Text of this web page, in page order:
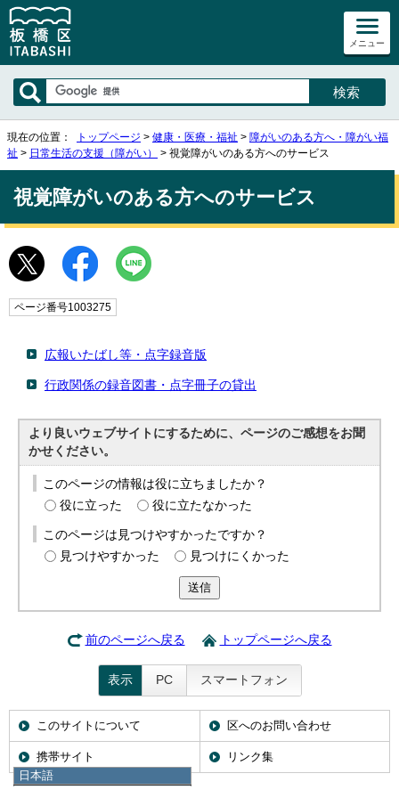
メニュー
日本語
現在の位置： トップページ > 健康・医療・福祉 > 障がいのある方へ・障がい福
祉 > 日常生活の支援（障がい） > 視覚障がいのある方へのサービス
視覚障がいのある方へのサービス
ページ番号1003275
広報いたばし等・点字録音版
行政関係の録音図書・点字冊子の貸出
より良いウェブサイトにするために、ページのご感想をお聞
かせください。
このページの情報は役に立ちましたか？
役に立った
役に立たなかった
このページは見つけやすかったですか？
見つけやすかった
見つけにくかった
送信
前のページへ戻る トップページへ戻る
表示 PC スマートフォン
このサイトについて 区へのお問い合わせ
携帯サイト リンク集